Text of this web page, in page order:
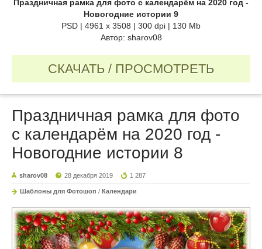
Праздничная рамка для фото с календарём на 2020 год -
Новогодние истории 9
PSD | 4961 х 3508 | 300 dpi | 130 Mb
Автор: sharov08
СКАЧАТЬ / ПРОСМОТРЕТЬ
Праздничная рамка для фото
с календарём на 2020 год -
Новогодние истории 8
sharov08 28 декабря 2019 1 287
Шаблоны для Фотошоп / Календари